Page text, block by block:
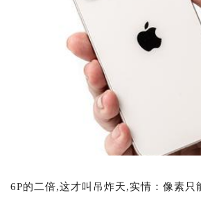
6P的二倍,这才叫吊炸天,实情：像素只